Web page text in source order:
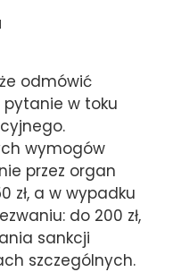
odmówić
w toku
wymogów
przez organ
zł, a w wypadku
do 200 zł,
sankcji
szczególnych.